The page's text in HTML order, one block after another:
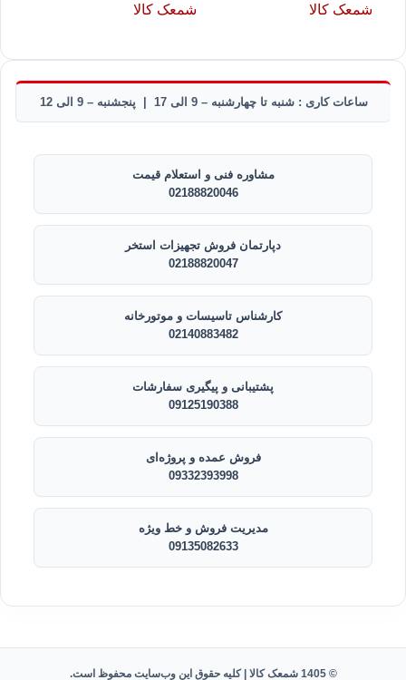
ساعات کاری : شنبه تا چهارشنبه – 9 الی 17 | پنجشنبه – 9 الی 12
مشاوره فنی و استعلام قیمت
02188820046
دپارتمان فروش تجهیزات استخر
02188820047
کارشناس تاسیسات و موتورخانه
02140883482
پشتیبانی و پیگیری سفارشات
09125190388
فروش عمده و پروژه‌ای
09332393998
مدیریت فروش و خط ویژه
09135082633
© 1405 شمعک کالا | کلیه حقوق این وب‌سایت محفوظ است.